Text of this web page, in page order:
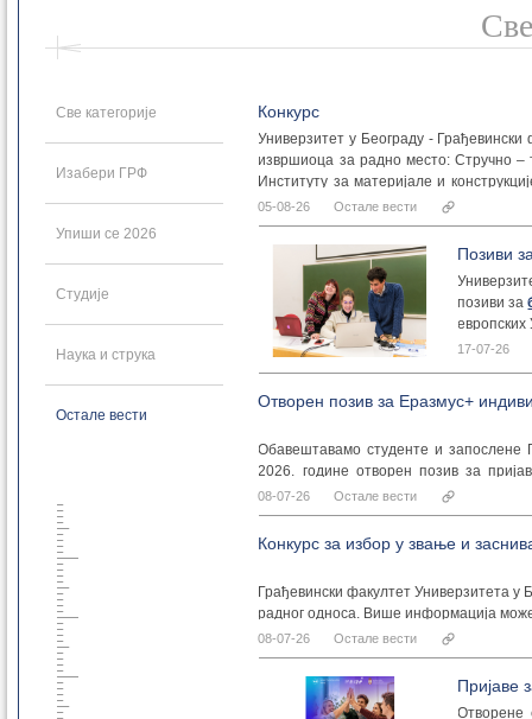
Све категорије
Изабери ГРФ
Упиши се 2026
Студије
Наука и струка
Остале вести
Конкурс
Универзитет у Београду -
извршиоца за радно место: Стручно –
Институту за материјале и
послова и више информација можете
05-08-26 Остале вести
Позиви
позиви за
Scheme”
17-07-26
Отворен позив за Еразмус+
Обавештавамо студенте и запослене
2026. године отворен позив за
Еразмус+ програма – Кључна акција
Пријаве се подносе искључиво путем
20. септембар 2026. године до 23.59
У оквиру КА131 студенти и запослени
• студентске праксе,
• краткорочне програме за студенте
• комбиноване интензивне програме
• мобилности наставног и
у складу са важећим интер-
Позиви у оквиру Кључне акције 171
08-07-26 Остале вести
Конкурс за избор у звање и
Грађевински факултет Универзитета у
радног односа. Више информација
08-07-26 Остале вести
Пријаве
Отворене